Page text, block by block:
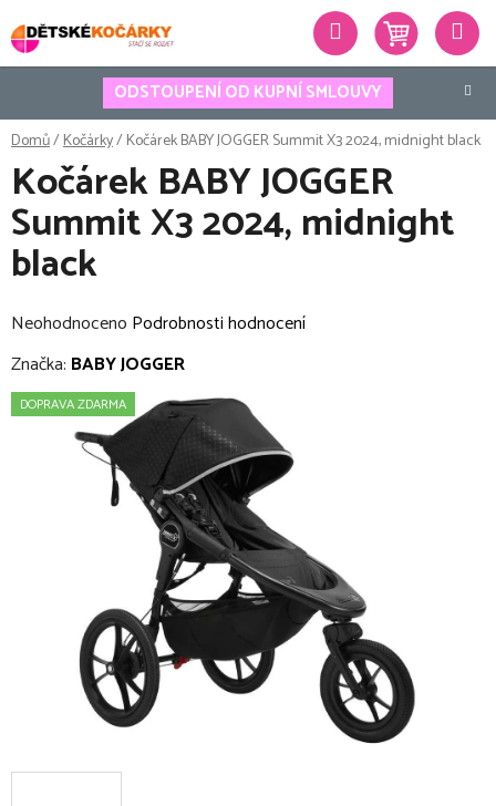
na
obsah
ODSTOUPENÍ OD KUPNÍ SMLOUVY
Hledat
Domů/Kočárky/Kočárek BABY JOGGER Summit X3 2024, midnight black
Kočárek BABY JOGGER
Summit X3 2024, midnight
black
Průměrné
hodnocení
je
Neohodnoceno Podrobnosti hodnocení
Značka: BABY JOGGER
DOPRAVA ZDARMA